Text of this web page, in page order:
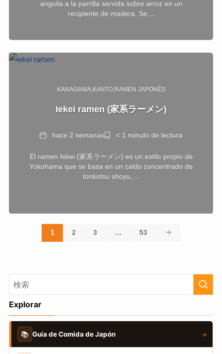
anguila a la parrilla servida sobre arroz en un
recipiente de madera. Se…
KANAGAWA KANTO RAMEN JAPONÉS
Iekei ramen (家系ラーメン)
Fechahace 2 semanasTiempo
lectura
< 1 minuto de lectura
El ramen Iekei (家系ラーメン) es un estilo propio de
Yokohama que se basa en un caldo concentrado de
tonkotsu shoyu,…
1 2 3 … 53
Explorar
📚 Guía de Comida de Japón →